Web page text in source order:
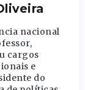
nacional
cargos
e
do